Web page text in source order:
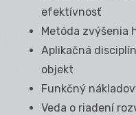
efektívnosť
Metóda zvýšenia
Aplikačná
objekt
Funkčný
Veda o riadení